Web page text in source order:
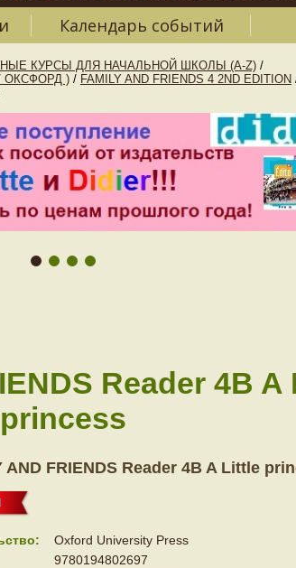
Календарь событий
КУРСЫ ДЛЯ НАЧАЛЬНОЙ ШКОЛЫ (A-Z) /
/ ОКСФОРД ) / FAMILY AND FRIENDS 4 2ND EDITION
Reader 4B A
princess
AND FRIENDS Reader 4B A Little
Oxford University Press
9780194802697